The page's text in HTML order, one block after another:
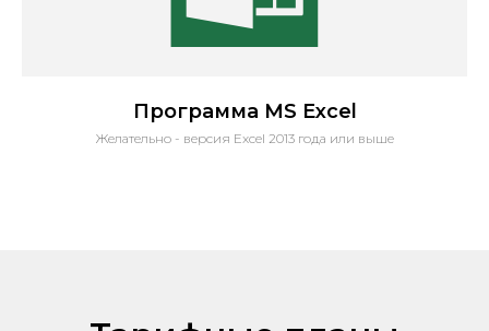
Программа MS Excel
Желательно - версия Excel 2013 года или выше